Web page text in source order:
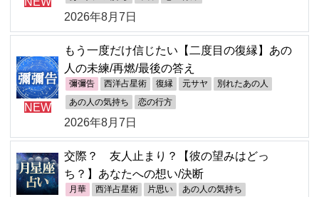
2026年8月7日
NEW
もう一度だけ信じたい【二度目の復縁】あの
人の未練/再燃/最後の答え
彌彌告 西洋占星術 復縁 元サヤ 別れたあの人
あの人の気持ち 恋の行方
2026年8月7日
交際？ 友人止まり？【彼の望みはどっ
ち？】あなたへの想い/決断
月華 西洋占星術 片思い あの人の気持ち